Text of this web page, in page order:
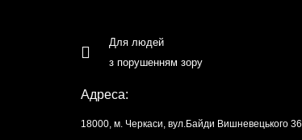
Для людей
з порушенням зору
Адреса:
18000, м. Черкаси, вул.Байди Вишневецького 36